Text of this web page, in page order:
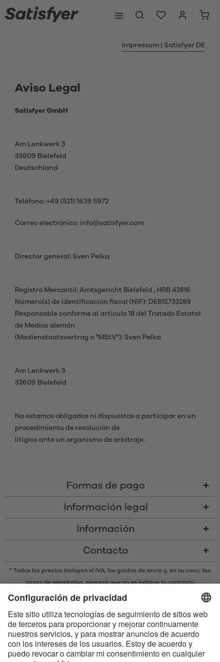
Impressum | Satisfyer DE
Aviso Legal
Satisfyer GmbH
Am Lenkwerk 3
33609 Bielefeld
Deutschland
Teléfono: +49 (521) 1639 5972
Correo electrónico: info@satisfyer.com
Director general: Sven Pelka
Registro Mercantil: Amtsgericht Bielefeld , HRB 42816
Número(s) de identificación fiscal (NIF): DE815733289
Responsable conforme al artículo 18 del Tratado Estatal
de Medios alemán
(Medienstaatsvertrag o "MStV"): Sven Pelka
Am Lenkwerk 3
33609 Bielefeld
No estamos obligados ni dispuestos a participar en un
procedimiento de resolución de
litigios ante un organismo de arbitraje.
Formas de pago
Información legal
Información
Contacto
* Todos los precios incluyen el IVA, los gastos de envío y, en su caso, las
tasas de reembolso, siempre que no se indique lo contrario
* La marca denominativa y los logotipos Bluetooth® son marcas
marcas por parte de Satisfyer GmbH se realiza bajo licencia.
Apple, el logotipo de Apple y Apple Watch son marcas registradas
propiedad de Apple Inc. Google Play y el logotipo de Google Play son
marcas comerciales de Google LLC.